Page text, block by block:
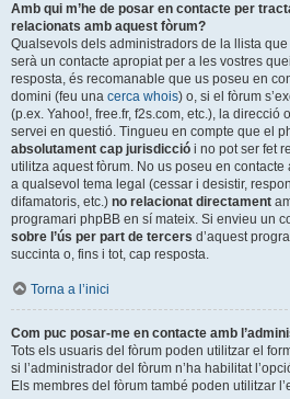
Amb qui m’he de posar en contacte per
relacionats amb aquest fòrum?
Qualsevols dels administradors de la llista que
serà un contacte apropiat per a les vostres
resposta, és recomanable que us poseu en
domini (feu una cerca whois) o, si el fòrum
(p.ex. Yahoo!, free.fr, f2s.com, etc.), la direcció
servei en questió. Tingueu en compte que el
absolutament cap jurisdicció i no pot ser fet
utilitza aquest fòrum. No us poseu en
a qualsevol tema legal (cessar i desistir,
difamatoris, etc.) no relacionat directament
programari phpBB en sí mateix. Si envieu un
sobre l’ús per part de tercers d’aquest
succinta o, fins i tot, cap resposta.
Torna a l’inici
Com puc posar-me en contacte amb
Tots els usuaris del fòrum poden utilitzar el
si l’administrador del fòrum n’ha habilitat
Els membres del fòrum també poden utilitzar